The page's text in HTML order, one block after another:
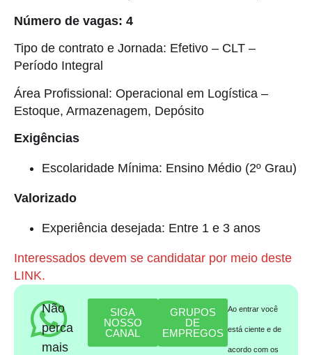
Número de vagas: 4
Tipo de contrato e Jornada: Efetivo – CLT –
Período Integral
Área Profissional: Operacional em Logística –
Estoque, Armazenagem, Depósito
Exigências
Escolaridade Mínima: Ensino Médio (2º Grau)
Valorizado
Experiência desejada: Entre 1 e 3 anos
Interessados devem se candidatar por meio deste
LINK.
Não
perca
mais
SIGA
NOSSO
CANAL
GRUPOS
DE
EMPREGOS
Ao entrar você
está ciente e de
acordo com os